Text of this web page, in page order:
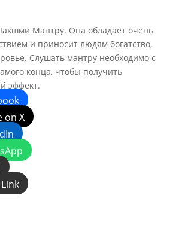
Мантру. Она обладает очень
и приносит людям богатство,
Слушать мантру необходимо с
конца, чтобы получить
эффект.
on X